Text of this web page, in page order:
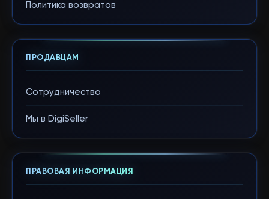
Политика возвратов
ПРОДАВЦАМ
Сотрудничество
Мы в DigiSeller
ПРАВОВАЯ ИНФОРМАЦИЯ